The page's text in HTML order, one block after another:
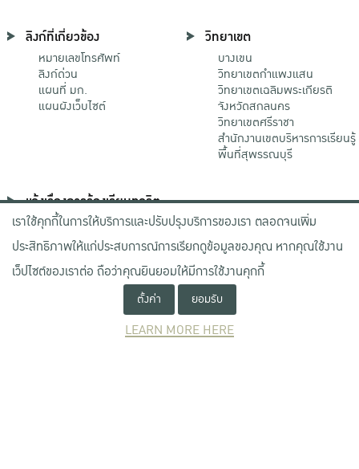
ลิงก์ที่เกี่ยวข้อง
หมายเลขโทรศัพท์
ลิงก์ด่วน
แผนที่ มก.
แผนผังเว็บไซต์
วิทยาเขต
บางเขน
วิทยาเขตกําแพงแสน
วิทยาเขตเฉลิมพระเกียรติ
จังหวัดสกลนคร
วิทยาเขตศรีราชา
สำนักงานเขตบริหารการเรียนรู้
พื้นที่สุพรรณบุรี
แจ้งเรื่องการร้องเรียนทุจริต
ช่องทางมหาวิทยาลัย
เกษตรศาสตร์
ช่องทางสำนักงาน ป.ป.ช.
ช่องทางสำนักงาน ป.ป.ท.
NEWCOMER
เราใช้คุกกี้ในการให้บริการและปรับปรุงบริการของเรา ตลอดจนเพิ่ม
ประสิทธิภาพให้แก่ประสบการณ์การเรียกดูข้อมูลของคุณ หากคุณใช้งาน
เว็ปไซต์ของเราต่อ ถือว่าคุณยินยอมให้มีการใช้งานคุกกี้
ตั้งค่า ยอมรับ
LEARN MORE HERE